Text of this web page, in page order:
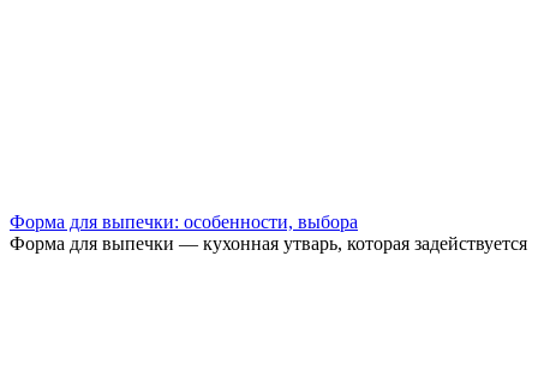
Форма для выпечки: особенности, выбора
Форма для выпечки — кухонная утварь, которая задействуется